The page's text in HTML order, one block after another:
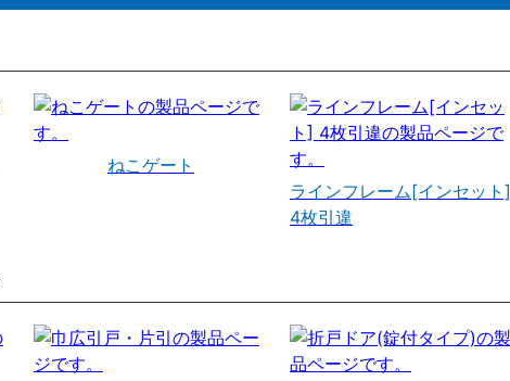
ねこゲート
ラインフレーム[インセット]
4枚引違